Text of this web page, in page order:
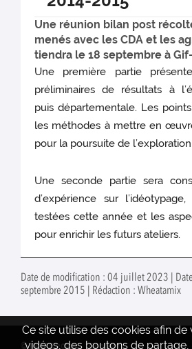
Une réunion bilan post
menés avec les CDA et les
tiendra le 18 septembre à
Une première partie
préliminaires de résultats à
puis départementale. Les
les méthodes à mettre en
pour la poursuite de
Une seconde partie sera
d’expérience sur
testées cette année et les
pour enrichir les futurs ateliers.
Date de modification : 04 juillet 2023 |
septembre 2015 | Rédaction : Wheatamix
Ce site utilise des cookies afin
vidéos, des boutons de
© INRAE 2022 Contact